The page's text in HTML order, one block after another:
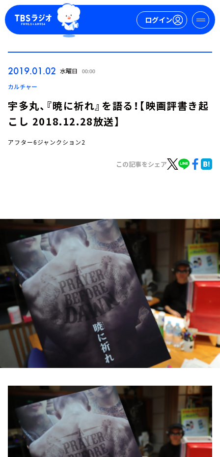
ログイン
お知らせ
イベント・グッズ
YouTube
会社情報
2019.01.02 水曜日 00:00
カルチャー
宇多丸、『暁に祈れ』を語る！【映画評書き起
こし 2018.12.28放送】
アフター6ジャンクション2
この記事をシェア